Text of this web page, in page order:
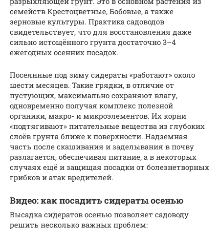
семейств Крестоцветные, Бобовые, а также
зерновые культуры. Практика садоводов
свидетельствует, что для восстановления даже
сильно истощённого грунта достаточно 3–4
ежегодных осенних посадок.
Посеянные под зиму сидераты «работают» около
шести месяцев. Такие грядки, в отличие от
пустующих, максимально сохраняют влагу,
одновременно получая комплекс полезной
органики, макро- и микроэлементов. Их корни
«подтягивают» питательные вещества из глубоких
слоёв грунта ближе к поверхности. Надземная
часть после скашивания и заделывания в почву
разлагается, обеспечивая питание, а в некоторых
случаях ещё и защищая посадки от болезнетворных
грибков и атак вредителей.
Видео: как посадить сидераты осенью
Высадка сидератов осенью позволяет садоводу
решить несколько важных проблем: